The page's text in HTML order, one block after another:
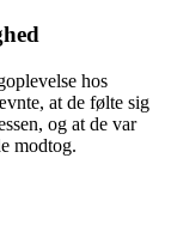
hos
at de følte sig
og at de var
modtog.